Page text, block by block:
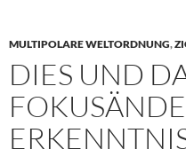
MULTIPOLARE WELTORDNUNG,
DIES UND